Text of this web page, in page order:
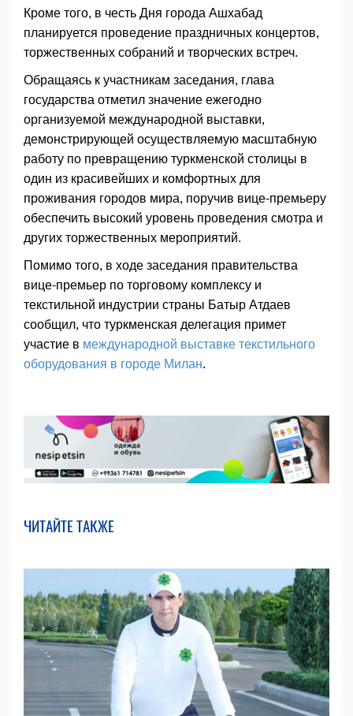
Кроме того, в честь Дня города Ашхабад
планируется проведение праздничных концертов,
торжественных собраний и творческих встреч.
Обращаясь к участникам заседания, глава
государства отметил значение ежегодно
организуемой международной выставки,
демонстрирующей осуществляемую масштабную
работу по превращению туркменской столицы в
один из красивейших и комфортных для
проживания городов мира, поручив вице-премьеру
обеспечить высокий уровень проведения смотра и
других торжественных мероприятий.
Помимо того, в ходе заседания правительства
вице-премьер по торговому комплексу и
текстильной индустрии страны Батыр Атдаев
сообщил, что туркменская делегация примет
участие в международной выставке текстильного
оборудования в городе Милан.
ЧИТАЙТЕ ТАКЖЕ